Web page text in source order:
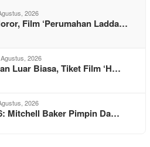
2026
Film ‘Perumahan Ladda…
2026
Luar Biasa, Tiket Film ‘H…
2026
Mitchell Baker Pimpin Da…